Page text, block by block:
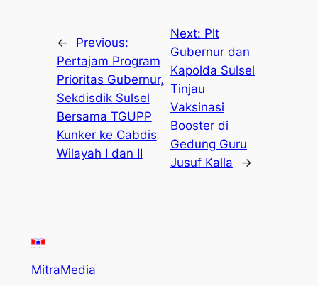
←
Previous:
Pertajam Program
Prioritas Gubernur,
Sekdisdik Sulsel
Bersama TGUPP
Kunker ke Cabdis
Wilayah I dan II
Next: Plt
Gubernur dan
Kapolda Sulsel
Tinjau
Vaksinasi
Booster di
Gedung Guru
Jusuf Kalla
→
MitraMedia